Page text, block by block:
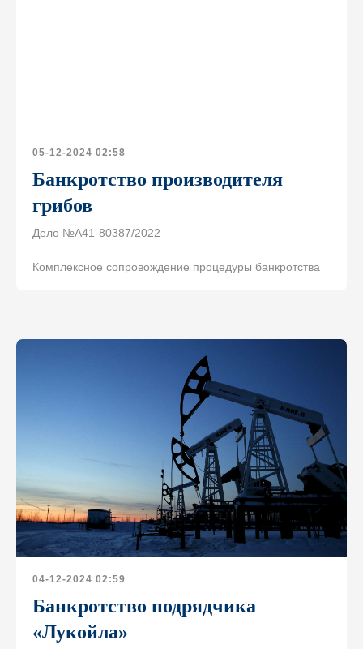
05-12-2024 02:58
Банкротство производителя
грибов
Дело №А41-80387/2022
Комплексное сопровождение процедуры банкротства
04-12-2024 02:59
Банкротство подрядчика
«Лукойла»